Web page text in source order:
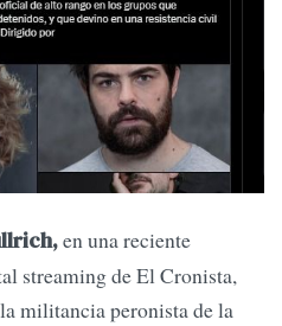
en una reciente
streaming de El Cronista,
militancia peronista de la